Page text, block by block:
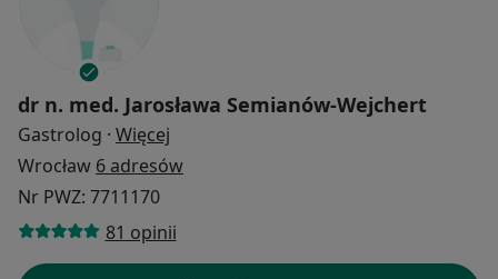
dr n. med. Jarosława Semianów-Wejchert
Gastrolog · Więcej
Wrocław 6 adresów
Nr PWZ: 7711170
81 opinii